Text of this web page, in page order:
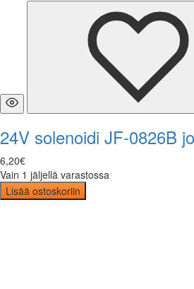
24V solenoidi JF-0826B
6,20€
Vain 1 jäljellä varastossa
Lisää ostoskoriin